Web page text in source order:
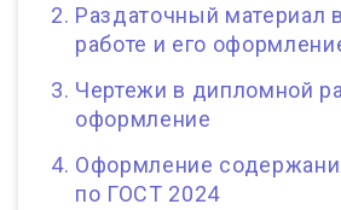
Раздаточный материал
работе и его
Чертежи в дипломной
оформление
Оформление
по ГОСТ 2024